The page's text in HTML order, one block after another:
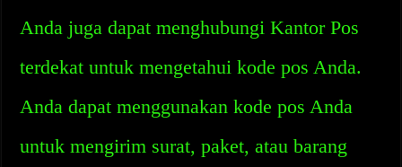
Anda juga dapat menghubungi Kantor Pos
terdekat untuk mengetahui kode pos Anda.
Anda dapat menggunakan kode pos Anda
untuk mengirim surat, paket, atau barang